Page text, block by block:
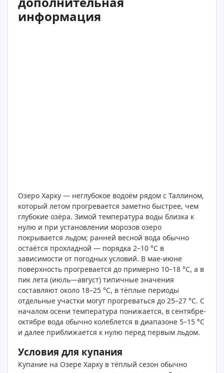
информация
Озеро Харку — неглубокое водоём рядом с Таллином,
который летом прогревается заметно быстрее, чем
глубокие озёра. Зимой температура воды близка к
нулю и при установлении морозов озеро
покрывается льдом; ранней весной вода обычно
остаётся прохладной — порядка 2–10 °C в
зависимости от погодных условий. В мае-июне
поверхность прогревается до примерно 10–18 °C, а в
пик лета (июль—август) типичные значения
составляют около 18–25 °C, в тёплые периоды
отдельные участки могут прогреваться до 25–27 °C. С
началом осени температура понижается, в сентябре-
октябре вода обычно колеблется в диапазоне 5–15 °C
и далее приближается к нулю перед первым льдом.
Условия для купания
Купание на Озере Харку в тёплый сезон обычно